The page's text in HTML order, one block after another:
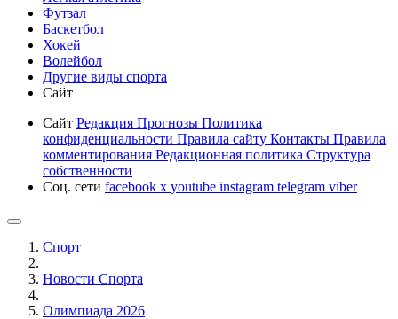
Футзал
Баскетбол
Хокей
Волейбол
Другие виды спорта
Сайт
Сайт Редакция Прогнозы Политика
конфиденциальности Правила сайту Контакты Правила
комментирования Редакционная политика Структура
собственности
Соц. сети facebook x youtube instagram telegram viber
Спорт
Новости Cпорта
Олимпиада 2026